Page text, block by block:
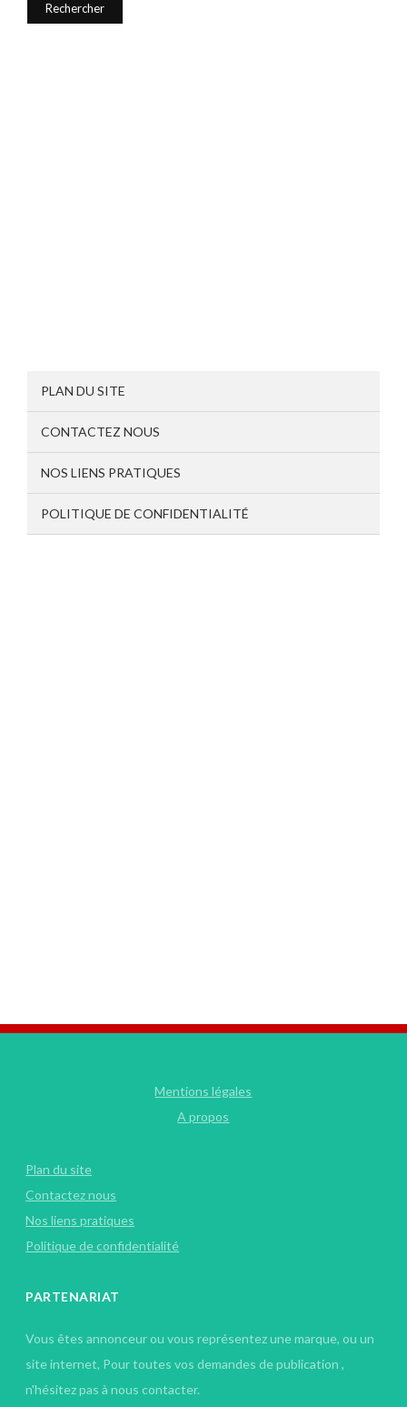
PLAN DU SITE
CONTACTEZ NOUS
NOS LIENS PRATIQUES
POLITIQUE DE CONFIDENTIALITÉ
Mentions légales
A propos
Plan du site
Contactez nous
Nos liens pratiques
Politique de confidentialité
PARTENARIAT
Vous êtes annonceur ou vous représentez une marque, ou un
site internet, Pour toutes vos demandes de publication ,
n'hésitez pas à nous contacter.